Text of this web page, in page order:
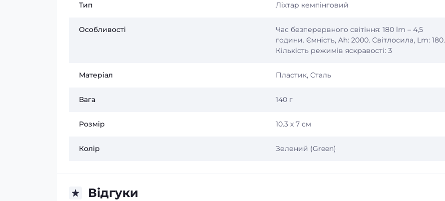
Тип Ліхтар кемпінговий
Особливості
Час безперервного світіння: 180 lm – 4,5
години. Ємність, Ah: 2000. Світлосила, Lm: 180.
Кількість режимів яскравості: 3
Матеріал Пластик, Сталь
Вага 140 г
Розмір 10.3 х 7 см
Колір Зелений (Green)
Відгуки